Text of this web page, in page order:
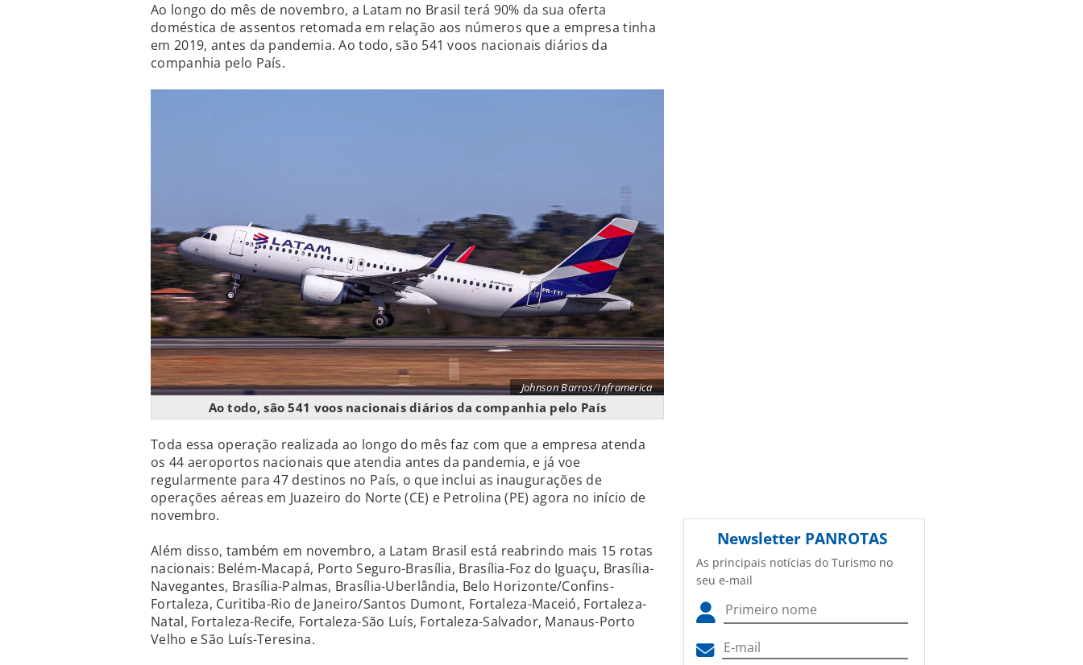
Ao longo do mês de novembro, a Latam no Brasil terá 90% da sua oferta
doméstica de assentos retomada em relação aos números que a empresa tinha
em 2019, antes da pandemia. Ao todo, são 541 voos nacionais diários da
companhia pelo País.
Johnson Barros/Inframerica
Ao todo, são 541 voos nacionais diários da companhia pelo País
Toda essa operação realizada ao longo do mês faz com que a empresa atenda
os 44 aeroportos nacionais que atendia antes da pandemia, e já voe
regularmente para 47 destinos no País, o que inclui as inaugurações de
operações aéreas em Juazeiro do Norte (CE) e Petrolina (PE) agora no início de
novembro.
Além disso, também em novembro, a Latam Brasil está reabrindo mais 15 rotas
nacionais: Belém-Macapá, Porto Seguro-Brasília, Brasília-Foz do Iguaçu, Brasília-
Navegantes, Brasília-Palmas, Brasília-Uberlândia, Belo Horizonte/Confins-
Fortaleza, Curitiba-Rio de Janeiro/Santos Dumont, Fortaleza-Maceió, Fortaleza-
Natal, Fortaleza-Recife, Fortaleza-São Luís, Fortaleza-Salvador, Manaus-Porto
Velho e São Luís-Teresina.
Newsletter PANROTAS
As principais notícias do Turismo no
seu e-mail